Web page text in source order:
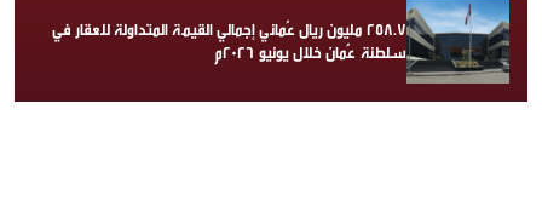
258.7 مليون ريال عُماني إجمالي القيمة المتداولة للعقار في
سلطنة عُمان خلال يونيو 2026م